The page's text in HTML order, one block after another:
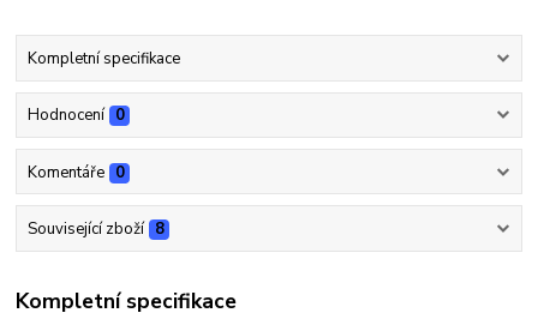
Kompletní specifikace
Hodnocení 0
Komentáře 0
Související zboží 8
Kompletní specifikace